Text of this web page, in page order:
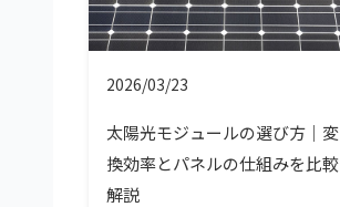
2026/03/23
太陽光モジュールの選び方｜変
換効率とパネルの仕組みを比較
解説